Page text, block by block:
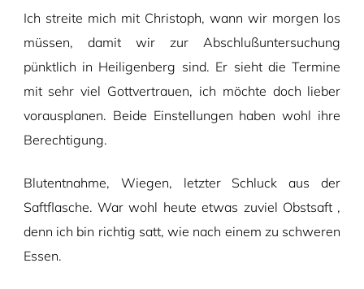
Ich streite mich mit Christoph, wann wir morgen los
müssen, damit wir zur Abschlußuntersuchung
pünktlich in Heiligenberg sind. Er sieht die Termine
mit sehr viel Gottvertrauen, ich möchte doch lieber
vorausplanen. Beide Einstellungen haben wohl ihre
Berechtigung.
Blutentnahme, Wiegen, letzter Schluck aus der
Saftflasche. War wohl heute etwas zuviel Obstsaft ,
denn ich bin richtig satt, wie nach einem zu schweren
Essen.